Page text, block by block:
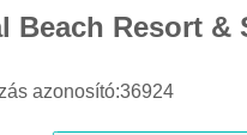
Beach Resort &
azonosító:36924